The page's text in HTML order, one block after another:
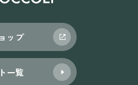
ップ
一覧